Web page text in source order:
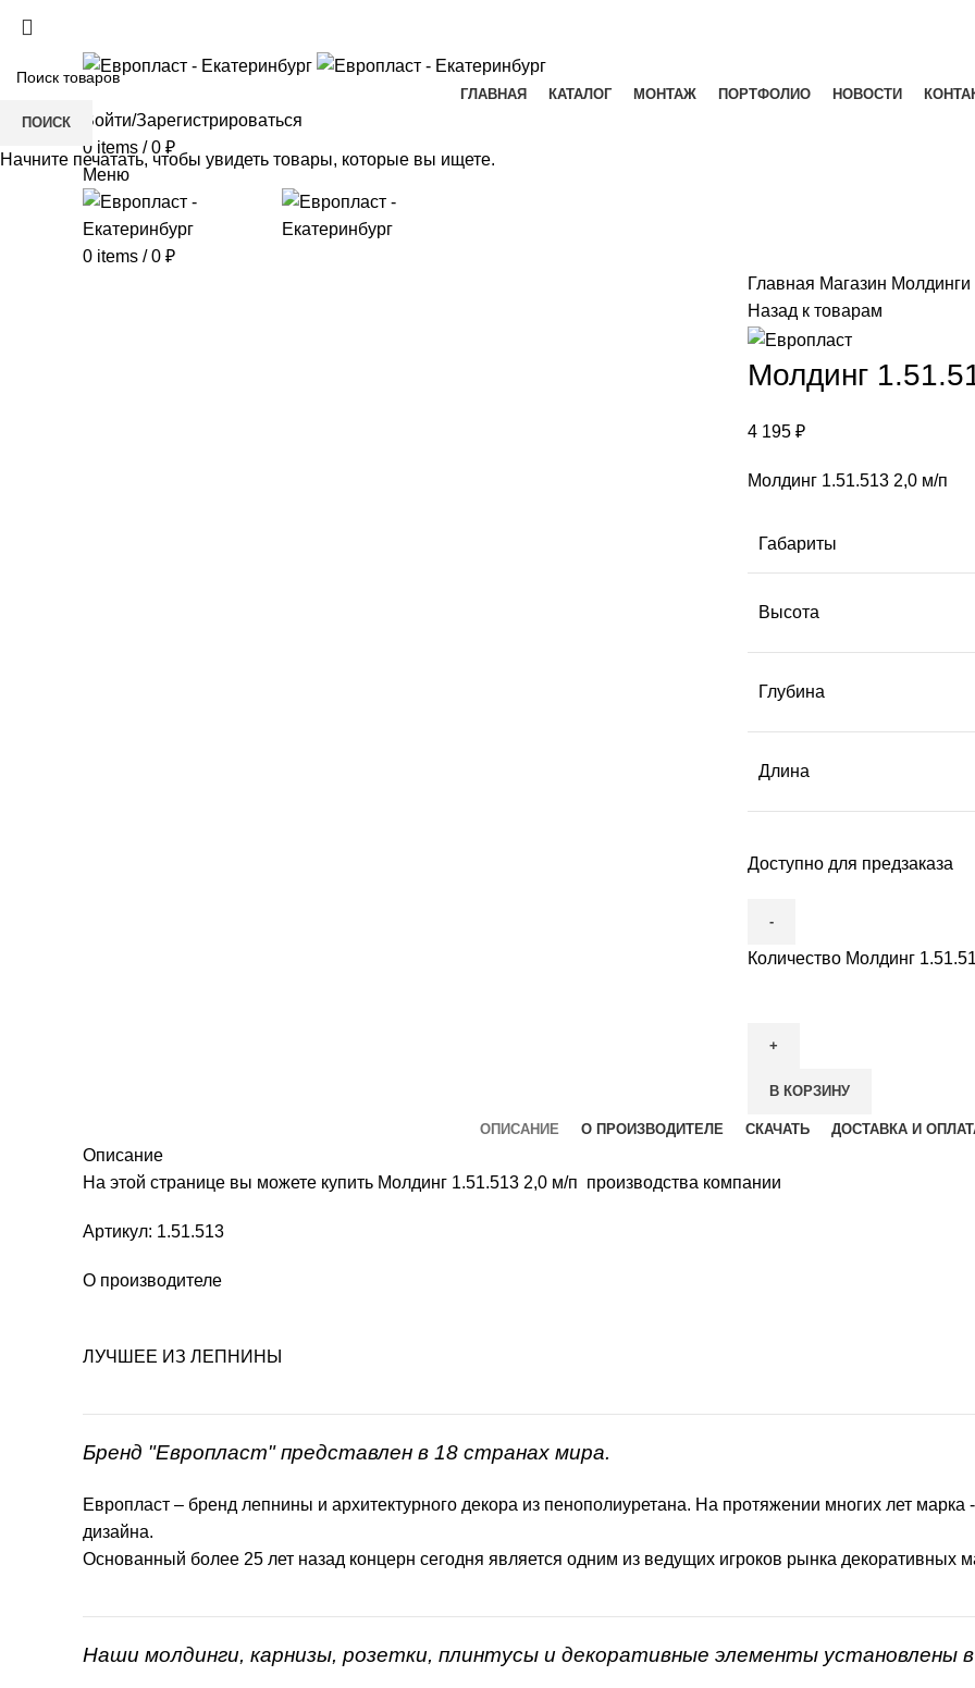
ГЛАВНАЯ КАТАЛОГ МОНТАЖ ПОРТФОЛИО НОВОСТИ
Войти/Зарегистрироваться
0 items / 0 ₽
Меню
0 items / 0 ₽
Главная Магазин Молдинги
Назад к товарам
Молдинг
4 195 ₽
Молдинг 1.51.513 2,0 м/п
Габариты
Высота
Глубина
Длина
Доступно для предзаказа
Количество Молдинг
В КОРЗИНУ
ОПИСАНИЕ О ПРОИЗВОДИТЕЛЕ СКАЧАТЬ ДОСТАВКА И
Описание
На этой странице вы можете купить Молдинг 1.51.513 2,0 м/п производства компании
Артикул: 1.51.513
О производителе
ЛУЧШЕЕ ИЗ ЛЕПНИНЫ
Бренд "Европласт" представлен в 18 странах мира.
Европласт – бренд лепнины и архитектурного декора из пенополиуретана. На протяжении многих лет марка
дизайна.
Основанный более 25 лет назад концерн сегодня является одним из ведущих игроков рынка декоративных
Наши молдинги, карнизы, розетки, плинтусы и декоративные элементы установлены
ПОИСК
Начните печатать, чтобы увидеть товары, которые вы ищете.